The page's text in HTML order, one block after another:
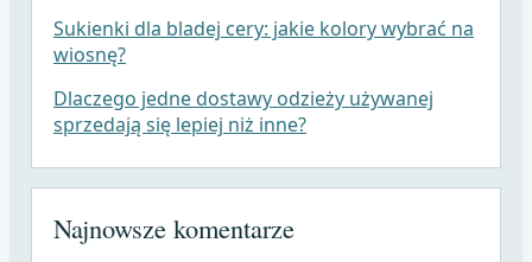
Sukienki dla bladej cery: jakie kolory wybrać na
wiosnę?
Dlaczego jedne dostawy odzieży używanej
sprzedają się lepiej niż inne?
Najnowsze komentarze